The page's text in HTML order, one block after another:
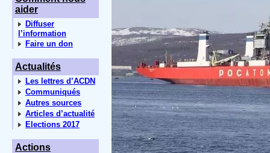
aider
Diffuser
l’information
Faire un don
Actualités
Les lettres d’ACDN
Communiqués
Autres sources
Articles d’actualité
Elections 2017
Actions